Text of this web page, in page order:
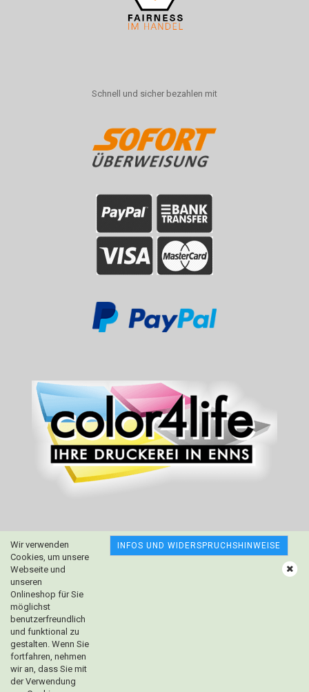
Wir verwenden
Cookies, um unsere
Webseite und
unseren
Onlineshop für Sie
möglichst
benutzerfreundlich
und funktional zu
gestalten. Wenn Sie
fortfahren, nehmen
wir an, dass Sie mit
der Verwendung
INFOS UND WIDERSPRUCHSHINWEISE
Schnell und sicher bezahlen mit